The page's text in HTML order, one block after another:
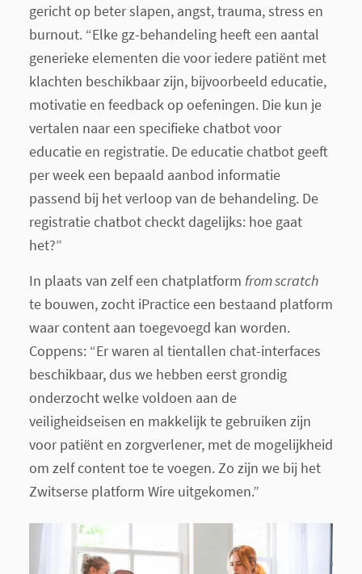
gericht op beter slapen, angst, trauma, stress en
burnout. “Elke gz-behandeling heeft een aantal
generieke elementen die voor iedere patiënt met
klachten beschikbaar zijn, bijvoorbeeld educatie,
motivatie en feedback op oefeningen. Die kun je
vertalen naar een specifieke chatbot voor
educatie en registratie. De educatie chatbot geeft
per week een bepaald aanbod informatie
passend bij het verloop van de behandeling. De
registratie chatbot checkt dagelijks: hoe gaat
het?”
In plaats van zelf een chatplatform from scratch
te bouwen, zocht iPractice een bestaand platform
waar content aan toegevoegd kan worden.
Coppens: “Er waren al tientallen chat-interfaces
beschikbaar, dus we hebben eerst grondig
onderzocht welke voldoen aan de
veiligheidseisen en makkelijk te gebruiken zijn
voor patiënt en zorgverlener, met de mogelijkheid
om zelf content toe te voegen. Zo zijn we bij het
Zwitserse platform Wire uitgekomen.”